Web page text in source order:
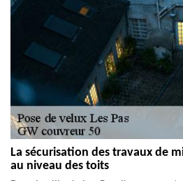
La sécurisation des travaux de
au niveau des toits